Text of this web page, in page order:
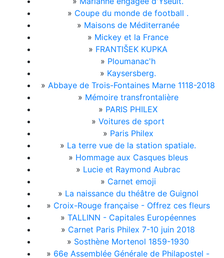
» Coupe du monde de football .
» Maisons de Méditerranée
» Mickey et la France
» FRANTIŠEK KUPKA
» Ploumanac'h
» Kaysersberg.
» Abbaye de Trois-Fontaines Marne 1118-2018
» Mémoire transfrontalière
» PARIS PHILEX
» Voitures de sport
» Paris Philex
» La terre vue de la station spatiale.
» Hommage aux Casques bleus
» Lucie et Raymond Aubrac
» Carnet emoji
» La naissance du théâtre de Guignol
» Croix-Rouge française - Offrez ces fleurs
» TALLINN - Capitales Européennes
» Carnet Paris Philex 7-10 juin 2018
» Sosthène Mortenol 1859-1930
» 66e Assemblée Générale de Philapostel -